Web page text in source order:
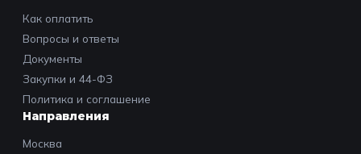
Как оплатить
Вопросы и ответы
Документы
Закупки и 44-ФЗ
Политика и соглашение
Направления
Москва